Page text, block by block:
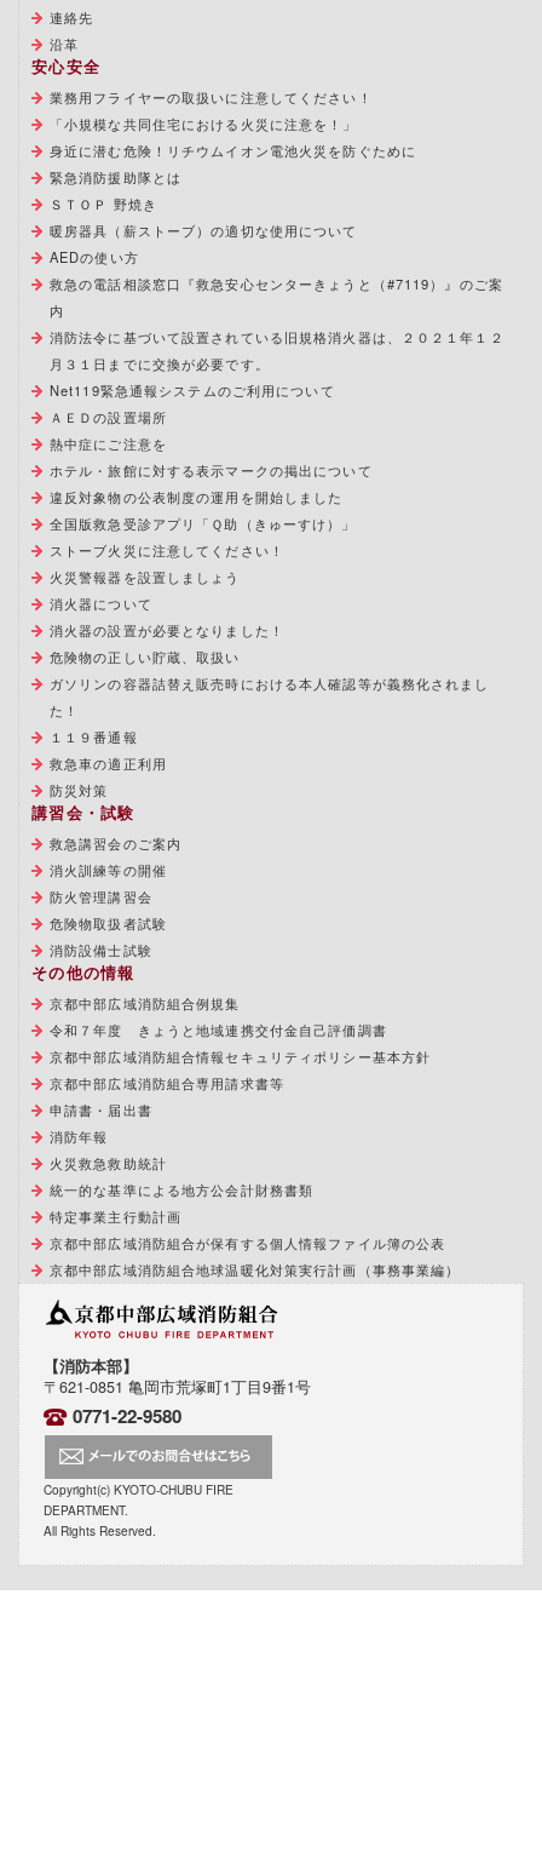
連絡先
沿革
安心安全
業務用フライヤーの取扱いに注意してください！
「小規模な共同住宅における火災に注意を！」
身近に潜む危険！リチウムイオン電池火災を防ぐために
緊急消防援助隊とは
ＳＴＯＰ 野焼き
暖房器具（薪ストーブ）の適切な使用について
AEDの使い方
救急の電話相談窓口『救急安心センターきょうと（#7119）』のご案
内
消防法令に基づいて設置されている旧規格消火器は、２０２１年１２
月３１日までに交換が必要です。
Net119緊急通報システムのご利用について
ＡＥＤの設置場所
熱中症にご注意を
ホテル・旅館に対する表示マークの掲出について
違反対象物の公表制度の運用を開始しました
全国版救急受診アプリ「Ｑ助（きゅーすけ）」
ストーブ火災に注意してください！
火災警報器を設置しましょう
消火器について
消火器の設置が必要となりました！
危険物の正しい貯蔵、取扱い
ガソリンの容器詰替え販売時における本人確認等が義務化されまし
た！
１１９番通報
救急車の適正利用
防災対策
講習会・試験
救急講習会のご案内
消火訓練等の開催
防火管理講習会
危険物取扱者試験
消防設備士試験
その他の情報
京都中部広域消防組合例規集
令和７年度 きょうと地域連携交付金自己評価調書
京都中部広域消防組合情報セキュリティポリシー基本方針
京都中部広域消防組合専用請求書等
申請書・届出書
消防年報
火災救急救助統計
統一的な基準による地方公会計財務書類
特定事業主行動計画
京都中部広域消防組合が保有する個人情報ファイル簿の公表
京都中部広域消防組合地球温暖化対策実行計画（事務事業編）
【消防本部】
〒621-0851 亀岡市荒塚町1丁目9番1号
0771-22-9580
Copyright(c) KYOTO-CHUBU FIRE
DEPARTMENT.
All Rights Reserved.